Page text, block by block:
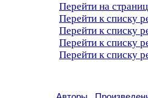
Перейти на
Перейти к списку
Перейти к списку
Перейти к списку
Перейти к списку